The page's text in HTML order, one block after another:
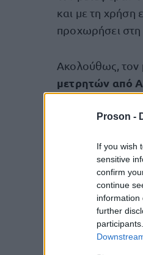
Proson -
If you wish
sensitive
confirm
continue
information
further
και με τη χρήση
προχωρήσει
Ακολούθως, τον
μετρητών από
Τα δύο
Δίωξης και
Πρόληψης και
airsoft,